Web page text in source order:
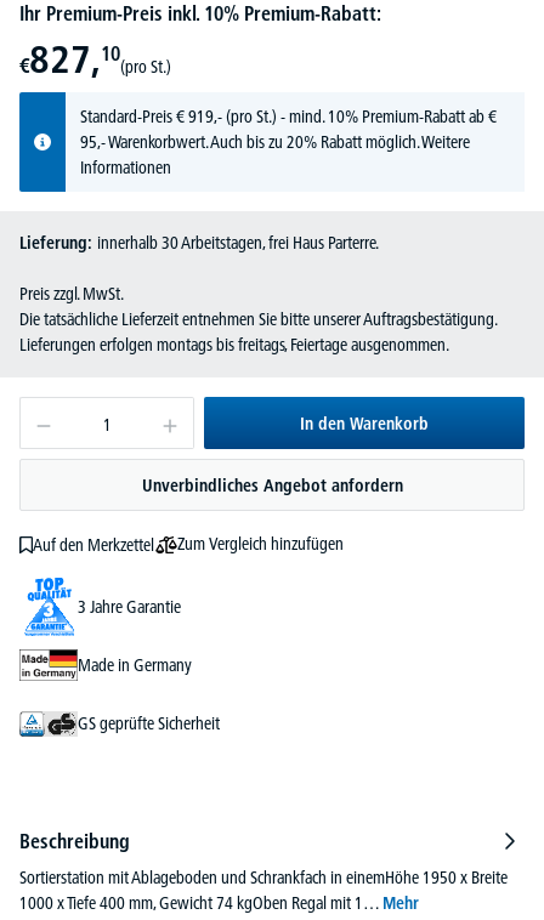
Ihr Premium-Preis inkl. 10% Premium-Rabatt:
€827,10
(pro St.)
Standard-Preis€919,-(pro St.) - mind. 10% Premium-Rabatt ab €
95,- Warenkorbwert. Auch bis zu 20% Rabatt möglich.Weitere
Informationen
Lieferung: innerhalb 30 Arbeitstagen, frei Haus Parterre.
Preis zzgl. MwSt.
Die tatsächliche Lieferzeit entnehmen Sie bitte unserer Auftragsbestätigung.
Lieferungen erfolgen montags bis freitags, Feiertage ausgenommen.
In den Warenkorb
Unverbindliches Angebot anfordern
Auf den Merkzettel Zum Vergleich hinzufügen
3 Jahre Garantie
Made in Germany
GS geprüfte Sicherheit
Beschreibung
Sortierstation mit Ablageboden und Schrankfach in einemHöhe 1950 x Breite
1000 x Tiefe 400 mm, Gewicht 74 kgOben Regal mit 1… Mehr